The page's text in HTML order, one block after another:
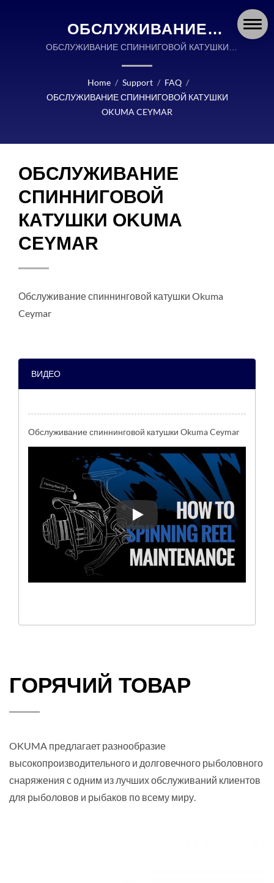
ОБСЛУЖИВАНИЕ
СПИННИГОВОЙ
КАТУШКИ OKUMA
CEYMAR | OKUMA
FISHING: КАТУШКИ,
ДЛЯ КАЖДОГО
ПРИКЛЮЧЕНИЯ
ОБСЛУЖИВАНИЕ СПИННИГОВОЙ КАТУШКИ
И ПРОИЗВОДСТВЕ ВЫСОКОКАЧЕСТВЕННЫХ
Home / Support / FAQ /
ОБСЛУЖИВАНИЕ СПИННИГОВОЙ КАТУШКИ
OKUMA CEYMAR
ОБСЛУЖИВАНИЕ
СПИННИГОВОЙ
КАТУШКИ OKUMA
CEYMAR
Обслуживание спиннинговой катушки Okuma
Ceymar
ВИДЕО
Обслуживание спиннинговой катушки Okuma Ceymar
Обслуживание спиннинговой
ГОРЯЧИЙ ТОВАР
OKUMA предлагает разнообразие
высокопроизводительного и долговечного рыболовного
снаряжения с одним из лучших обслуживаний клиентов
для рыболовов и рыбаков по всему миру.